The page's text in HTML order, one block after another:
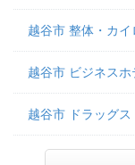
越谷市 整体・カ
越谷市 ビジネスホ
越谷市 ドラッグ